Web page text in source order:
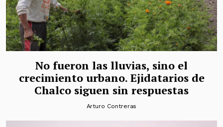
No fueron las lluvias, sino el
crecimiento urbano. Ejidatarios de
Chalco siguen sin respuestas
Arturo Contreras